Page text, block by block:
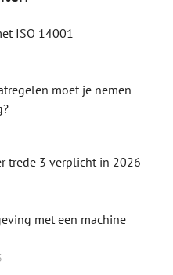
ISO 14001
moet je nemen
trede 3 verplicht in 2026
met een machine